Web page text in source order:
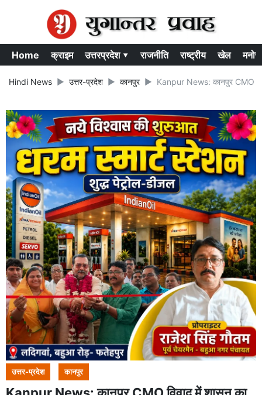
Home क्राइम उत्तरप्रदेश ▾ राजनीति राष्ट्रीय खेल
Hindi News उत्तर-प्रदेश कानपुर Kanpur News: कानपुर CMO
उत्तर-प्रदेश कानपुर